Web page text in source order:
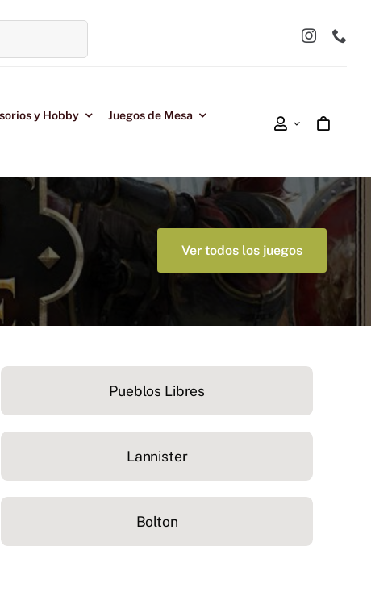
y Hobby
Juegos de Mesa
Ver todos los juegos
Pueblos Libres
Lannister
Bolton